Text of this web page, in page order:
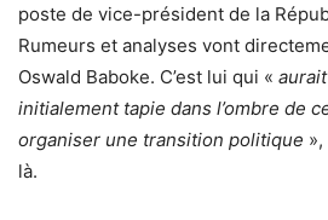
poste de vice-président de la
Rumeurs et analyses vont
Oswald Baboke. C’est lui qui «
initialement tapie dans l’ombre de
organiser une transition politique
là.